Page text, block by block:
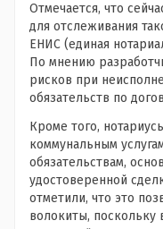
Отмечается, что
для отслеживания
ЕНИС (единая
По мнению
рисков при
обязательств по
Кроме того,
коммунальным
обязательствам,
удостоверенной
отметили, что это
волокиты, поскольку